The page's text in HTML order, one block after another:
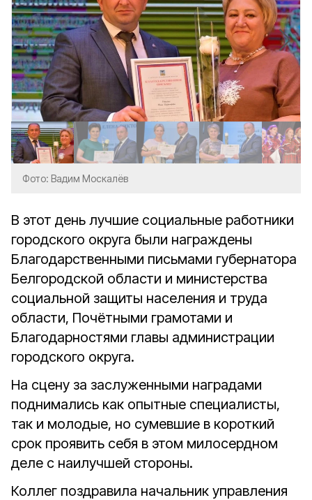
Фото: Вадим Москалёв
В этот день лучшие социальные работники
городского округа были награждены
Благодарственными письмами губернатора
Белгородской области и министерства
социальной защиты населения и труда
области, Почётными грамотами и
Благодарностями главы администрации
городского округа.
На сцену за заслуженными наградами
поднимались как опытные специалисты,
так и молодые, но сумевшие в короткий
срок проявить себя в этом милосердном
деле с наилучшей стороны.
Коллег поздравила начальник управления